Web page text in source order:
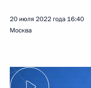
20 июля 2022 года 16:40
Москва